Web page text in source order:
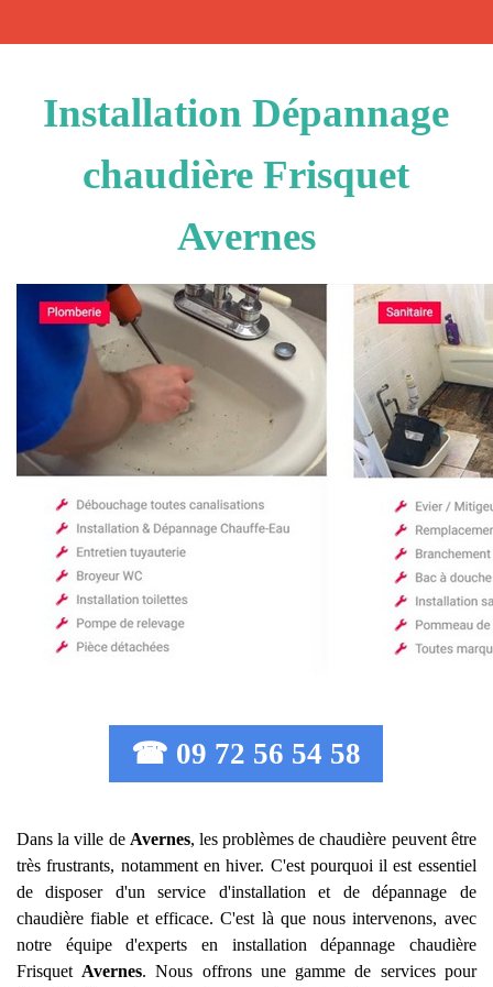
Installation Dépannage
chaudière Frisquet
Avernes
☎ 09 72 56 54 58
Dans la ville de Avernes, les problèmes de chaudière peuvent être
très frustrants, notamment en hiver. C'est pourquoi il est essentiel
de disposer d'un service d'installation et de dépannage de
chaudière fiable et efficace. C'est là que nous intervenons, avec
notre équipe d'experts en installation dépannage chaudière
Frisquet Avernes. Nous offrons une gamme de services pour